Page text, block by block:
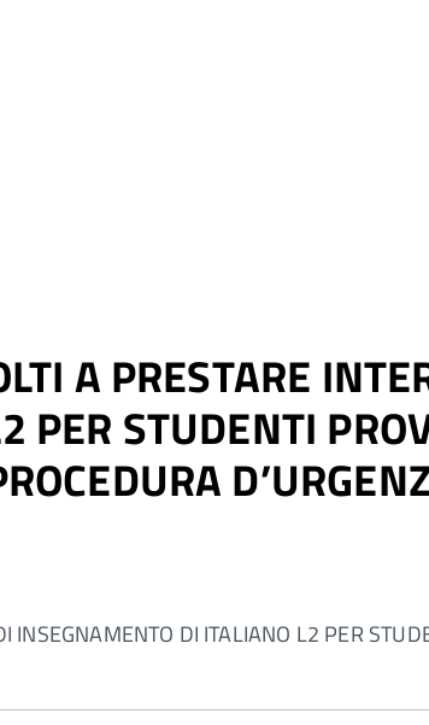
A PRESTARE
PER STUDENTI
DI ITALIANO L2 PER